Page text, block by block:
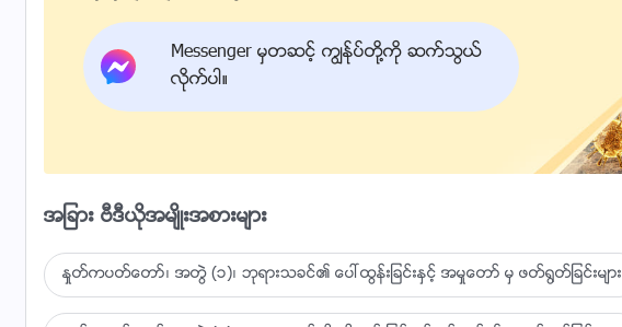
ကြၽႏု္ပ္တို႔ရည္မွန္းခ်က္နဲ႔ကယ္တင္ျခင္းအတြက္ သူအရွက္ခြဲခံ
ကြၽန္ုပ္တို႔ ပုန္ကန္မႈနဲ႔ ခံစားခ်က္မဲ့မႈအတြက္ သူ႔ႏွလုံးေသြး ယိုစီး
သူ႔စိတ္ရွည္သည္းခံမႈ သာမန္လူတို႔ မမီႏိုင္
ဘုရားရဲ႕ခ်စ္ျခင္းေမတၱာကို အဘယ္ဖန္ဆင္းျခင္းသတၱဝါမွ မပိုင္ဆိုင္
Messenger မွတဆင့္ ကြၽန္ုပ္တို႔ကို ဆက္သြယ္
လိုက္ပါ။
အျခား ဗီဒီယိုအမ်ိဳးအစားမ်ား
ႏႈတ္ကပတ္ေတာ္၊ အတြဲ (၁)၊ ဘုရားသခင္၏ ေပၚထြန္းျခင္းႏွင့္ အမႈေတာ္ မွ ဖတ္႐ြတ္ျခင္းမ်ား